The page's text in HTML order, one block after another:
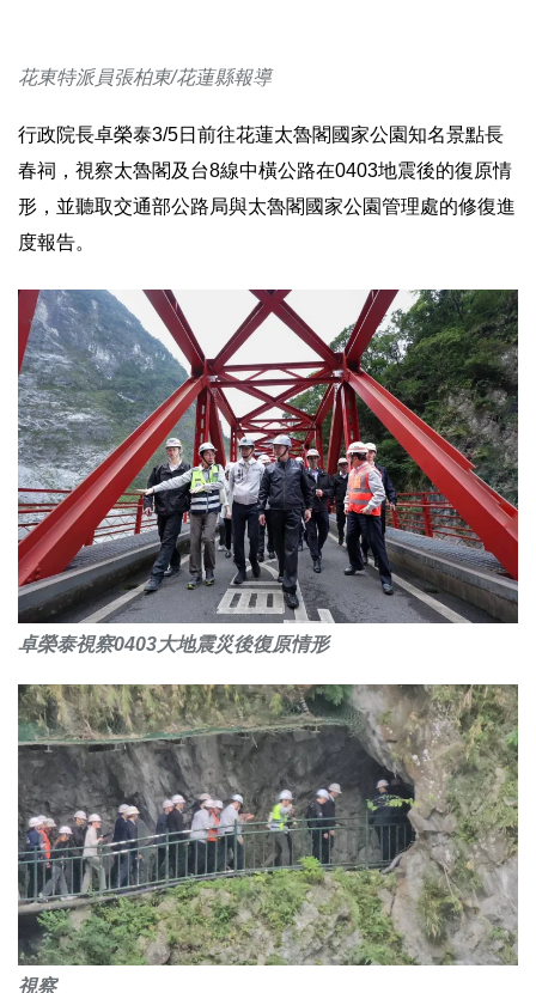
花東特派員張柏東/花蓮縣報導
行政院長卓榮泰3/5日前往花蓮太魯閣國家公園知名景點長
春祠，視察太魯閣及台8線中橫公路在0403地震後的復原情
形，並聽取交通部公路局與太魯閣國家公園管理處的修復進
度報告。
卓榮泰視察0403大地震災後復原情形
視察